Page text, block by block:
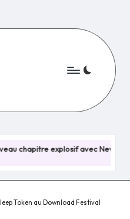
avec Nevermind !
Token au Download Festival